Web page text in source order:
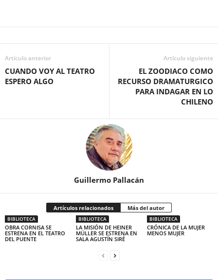
Artículo anterior
CUANDO VOY AL TEATRO
ESPERO ALGO
Artículo siguiente
EL ZOODIACO COMO
RECURSO DRAMATURGICO
PARA INDAGAR EN LO
CHILENO
Guillermo Pallacán
Artículos relacionados Más del autor
BIBLIOTECA
OBRA CORNISA SE
ESTRENA EN EL TEATRO
DEL PUENTE
BIBLIOTECA
LA MISIÓN DE HEINER
MÜLLER SE ESTRENA EN
SALA AGUSTÍN SIRÉ
BIBLIOTECA
CRÓNICA DE LA MUJER
MENOS MUJER